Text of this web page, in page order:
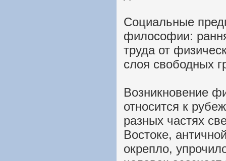
Социальные
философии:
труда от
слоя свободных
Возникновение
относится к
разных частях
Востоке,
окрепло,